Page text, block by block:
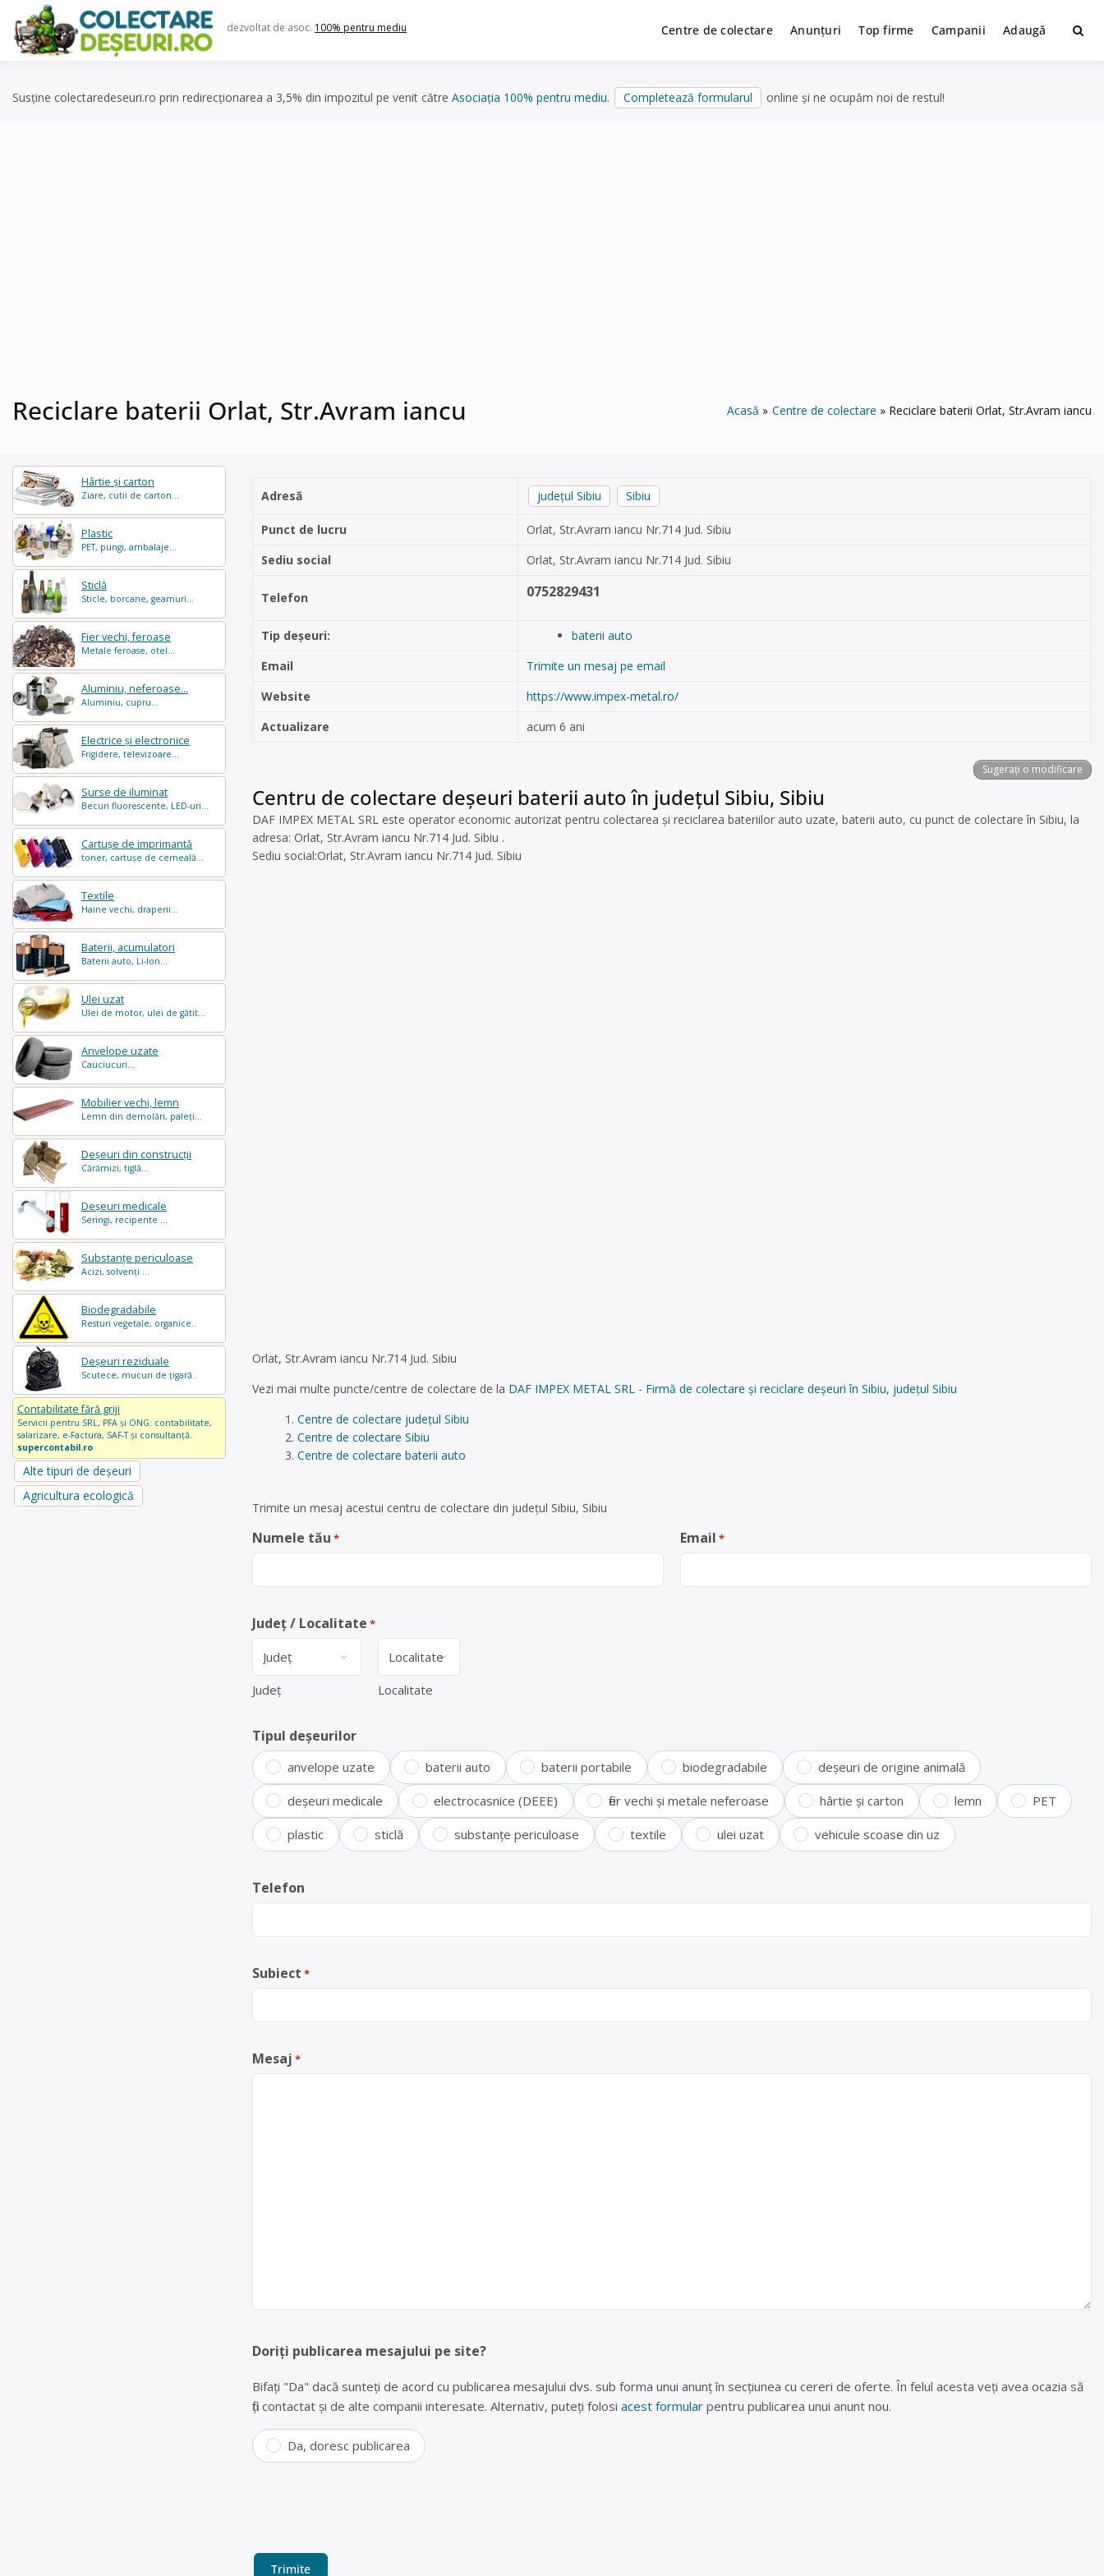
content
dezvoltat de asoc. 100% pentru mediu Centre de colectare Anunțuri Top firme Campanii Adaugă
Susține colectaredeseuri.ro prin redirecționarea a 3,5% din impozitul pe venit către Asociația 100% pentru mediu. Completează formularul online și ne ocupăm noi de restul!
Reciclare baterii Orlat, Str.Avram iancu Acasă Centre de colectare Reciclare baterii Orlat, Str.Avram iancu
Hârtie și carton
Ziare, cutii de carton...
Plastic
PET, pungi, ambalaje...
Sticlă
Sticle, borcane, geamuri...
Fier vechi, feroase
Metale feroase, otel...
Aluminiu, neferoase...
Aluminiu, cupru...
Electrice și electronice
Frigidere, televizoare...
Surse de iluminat
Becuri fluorescente, LED-uri...
Cartușe de imprimantă
toner, cartușe de cerneală...
Textile
Haine vechi, draperii...
Baterii, acumulatori
Baterii auto, Li-Ion...
Ulei uzat
Ulei de motor, ulei de gătit...
Anvelope uzate
Cauciucuri...
Mobilier vechi, lemn
Lemn din demolări, paleți...
Deșeuri din construcții
Cărămizi, tiglă...
Deșeuri medicale
Seringi, recipente ...
Substanțe periculoase
Acizi, solvenți ...
Biodegradabile
Resturi vegetale, organice..
Deșeuri reziduale
Scutece, mucuri de țigară..
Contabilitate fără griji
Servicii pentru SRL, PFA și ONG: contabilitate,
salarizare, e-Factura, SAF-T și consultanță.
supercontabil.ro
Alte tipuri de deșeuri
Agricultura ecologică
Adresă județul Sibiu Sibiu
Punct de lucru
Orlat, Str.Avram iancu Nr.714 Jud. Sibiu
Sediu social
Orlat, Str.Avram iancu Nr.714 Jud. Sibiu
Telefon 0752829431
Tip deșeuri:
baterii auto
Email
Trimite un mesaj pe email
Website
https://www.impex-metal.ro/
Actualizare
acum 6 ani
Sugerați o modificare
Centru de colectare deșeuri baterii auto în județul Sibiu, Sibiu
DAF IMPEX METAL SRL este operator economic autorizat pentru colectarea și reciclarea bateriilor auto uzate, baterii auto, cu punct de colectare în Sibiu, la
adresa: Orlat, Str.Avram iancu Nr.714 Jud. Sibiu .
Sediu social:Orlat, Str.Avram iancu Nr.714 Jud. Sibiu
Orlat, Str.Avram iancu Nr.714 Jud. Sibiu
Vezi mai multe puncte/centre de colectare de la DAF IMPEX METAL SRL - Firmă de colectare și reciclare deșeuri în Sibiu, județul Sibiu
Centre de colectare județul Sibiu
Centre de colectare Sibiu
Centre de colectare baterii auto
Trimite un mesaj acestui centru de colectare din județul Sibiu, Sibiu
Numele tău * Email *
Județ / Localitate *
Județ Localitate
Tipul deșeurilor
anvelope uzate baterii auto baterii portabile biodegradabile deșeuri de origine animală
deșeuri medicale electrocasnice (DEEE) fier vechi și metale neferoase hârtie și carton lemn PET
plastic sticlă substanțe periculoase textile ulei uzat vehicule scoase din uz
Telefon
Subiect *
Mesaj *
Doriți publicarea mesajului pe site?
Bifați "Da" dacă sunteți de acord cu publicarea mesajului dvs. sub forma unui anunț în secțiunea cu cereri de oferte. În felul acesta veți avea ocazia să
fiți contactat și de alte companii interesate. Alternativ, puteți folosi acest formular pentru publicarea unui anunt nou.
Da, doresc publicarea